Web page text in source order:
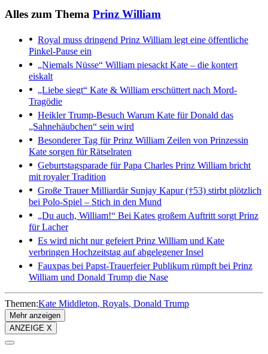
Alles zum Thema Prinz William
Royal muss dringend Prinz William legt eine öffentliche
Pinkel-Pause ein
„Niemals Nüsse“ William piesackt Kate – die kontert
eiskalt
„Liebe siegt“ Kate & William erschüttert nach Mord-
Tragödie
Heikler Trump-Besuch Warum Kate für Donald das
„Sahnehäubchen“ sein wird
Besonderer Tag für Prinz William Zeilen von Prinzessin
Kate sorgen für Rätselraten
Geburtstagsparade für Papa Charles Prinz William bricht
mit royaler Tradition
Große TrauerMilliardär Sunjay Kapur (†53) stirbt plötzlich
bei Polo-Spiel – Stich in den Mund
„Du auch, William!“ Bei Kates großem Auftritt sorgt Prinz
für Lacher
Es wird nicht nur gefeiert Prinz William und Kate
verbringen Hochzeitstag auf abgelegener Insel
Fauxpas bei Papst-TrauerfeierPublikum rümpft bei Prinz
William und Donald Trump die Nase
Themen:Kate Middleton Royals Donald Trump
Mehr anzeigen
ANZEIGE X